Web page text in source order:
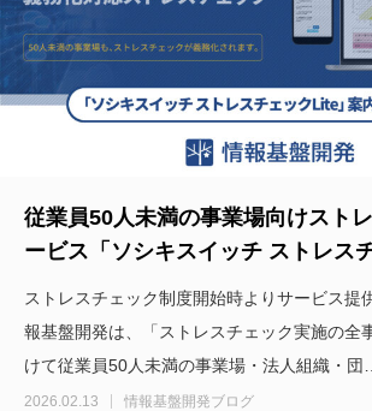
従業員50人未満の事業場向けスト
ービス「ソシキスイッチ ストレス
ストレスチェック制度開始時よりサービス提
報基盤開発は、「ストレスチェック実施の全
けて従業員50人未満の事業場・法人組織・団…
2026.02.13 情報基盤開発ブログ